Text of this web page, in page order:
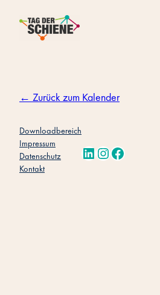
Inhalt
← Zurück zum Kalender
Downloadbereich
Impressum
Datenschutz
Kontakt
LinkedIn
Instagram
Facebook